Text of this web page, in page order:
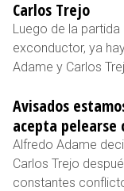
Carlos Trejo
Luego de la
exconductor, ya
Adame y Carlos
Avisados
acepta pelearse
Alfredo Adame
Carlos Trejo
constantes